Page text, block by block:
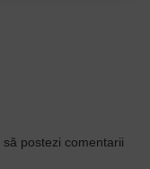
să postezi comentarii